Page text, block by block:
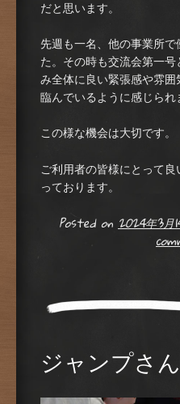
だと思います。
先週も一名、他の事業所で
た。その時も交流会第一
み全体に良い緊張感や雰
臨んでいるように感じられ
この様な機会は大切です。
ご利用者の皆様にとって
っております。
Posted on 2024年3月
ジャンプさ